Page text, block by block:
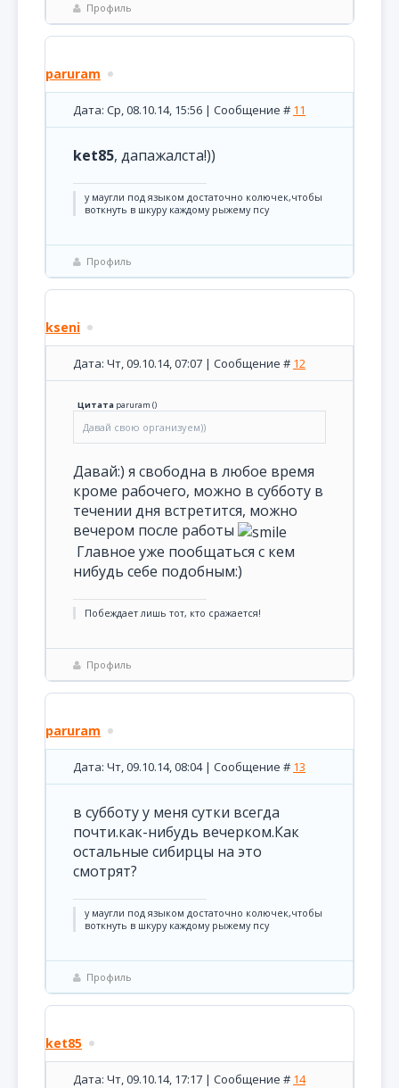
Профиль
paruram
Дата: Ср, 08.10.14, 15:56 | Сообщение # 11
ket85, дапажалста!))
у маугли под языком достаточно колючек,чтобы
воткнуть в шкуру каждому рыжему псу
Профиль
kseni
Дата: Чт, 09.10.14, 07:07 | Сообщение # 12
Цитата paruram ()
Давай свою организуем))
Давай:) я свободна в любое время
кроме рабочего, можно в субботу в
течении дня встретится, можно
вечером после работы
Главное уже пообщаться с кем
нибудь себе подобным:)
Побеждает лишь тот, кто сражается!
Профиль
paruram
Дата: Чт, 09.10.14, 08:04 | Сообщение # 13
в субботу у меня сутки всегда
почти.как-нибудь вечерком.Как
остальные сибирцы на это
смотрят?
у маугли под языком достаточно колючек,чтобы
воткнуть в шкуру каждому рыжему псу
Профиль
ket85
Дата: Чт, 09.10.14, 17:17 | Сообщение # 14